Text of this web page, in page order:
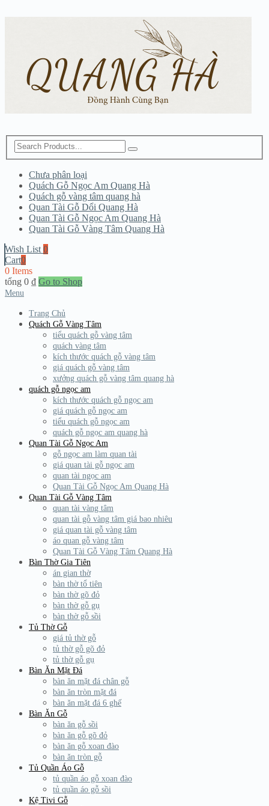
Chưa phân loại
Quách Gỗ Ngọc Am Quang Hà
Quách gỗ vàng tâm quang hà
Quan Tài Gỗ Dổi Quang Hà
Quan Tài Gỗ Ngọc Am Quang Hà
Quan Tài Gỗ Vàng Tâm Quang Hà
Wish List 0
Cart0
0 Items
tổng 0 ₫ Go to Shop
Menu
Trang Chủ
Quách Gỗ Vàng Tâm
tiểu quách gỗ vàng tâm
quách vàng tâm
kích thước quách gỗ vàng tâm
giá quách gỗ vàng tâm
xưởng quách gỗ vàng tâm quang hà
quách gỗ ngọc am
kích thước quách gỗ ngọc am
giá quách gỗ ngọc am
tiểu quách gỗ ngọc am
quách gỗ ngọc am quang hà
Quan Tài Gỗ Ngọc Am
gỗ ngọc am làm quan tài
giá quan tài gỗ ngọc am
quan tài ngọc am
Quan Tài Gỗ Ngọc Am Quang Hà
Quan Tài Gỗ Vàng Tâm
quan tài vàng tâm
quan tài gỗ vàng tâm giá bao nhiêu
giá quan tài gỗ vàng tâm
áo quan gỗ vàng tâm
Quan Tài Gỗ Vàng Tâm Quang Hà
Bàn Thờ Gia Tiên
án gian thờ
bàn thờ tổ tiên
bàn thờ gõ đỏ
bàn thờ gỗ gụ
bàn thờ gỗ sồi
Tủ Thờ Gỗ
giá tủ thờ gỗ
tủ thờ gỗ gõ đỏ
tủ thờ gỗ gụ
Bàn Ăn Mặt Đá
bàn ăn mặt đá chân gỗ
bàn ăn tròn mặt đá
bàn ăn mặt đá 6 ghế
Bàn Ăn Gỗ
bàn ăn gỗ sồi
bàn ăn gỗ gõ đỏ
bàn ăn gỗ xoan đào
bàn ăn tròn gỗ
Tủ Quần Áo Gỗ
tủ quần áo gỗ xoan đào
tủ quần áo gỗ sồi
Kệ Tivi Gỗ